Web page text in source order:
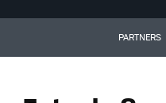
PARTNERS